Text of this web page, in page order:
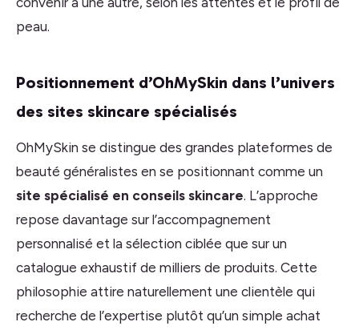
peau.
Positionnement d’OhMySkin dans l’univers
des sites skincare spécialisés
OhMySkin se distingue des grandes plateformes de
beauté généralistes en se positionnant comme un
site spécialisé en conseils skincare. L’approche
repose davantage sur l’accompagnement
personnalisé et la sélection ciblée que sur un
catalogue exhaustif de milliers de produits. Cette
philosophie attire naturellement une clientèle qui
recherche de l’expertise plutôt qu’un simple achat